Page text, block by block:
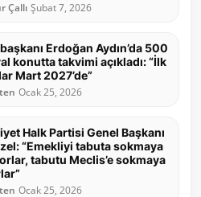
Çallı Şubat 7, 2026
Erdoğan Aydın’da 500
konutta takvimi açıkladı: “İlk
Mart 2027’de”
Ocak 25, 2026
Halk Partisi Genel Başkanı
“Emekliyi tabuta sokmaya
tabutu Meclis’e sokmaya
Ocak 25, 2026